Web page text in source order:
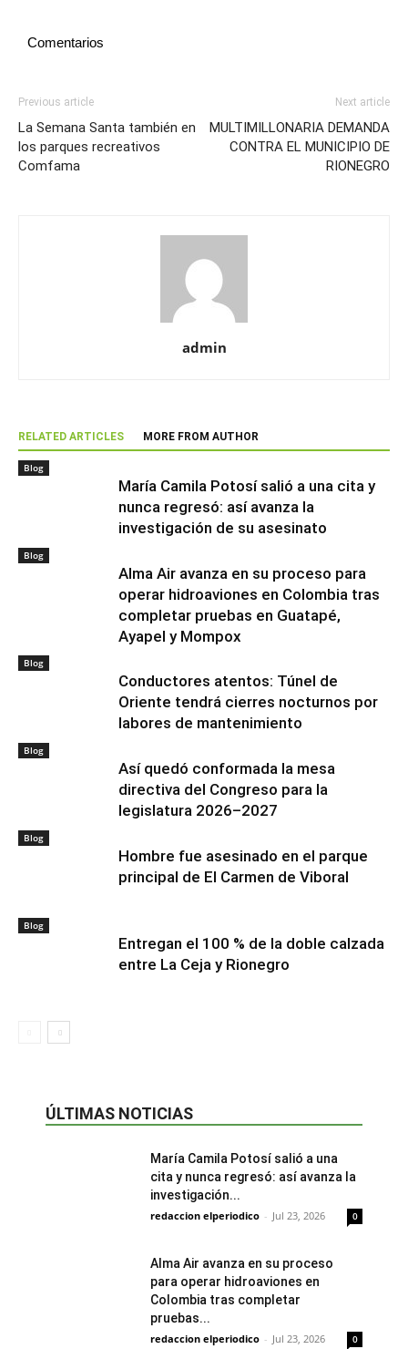
Comentarios
Previous article
La Semana Santa también en
los parques recreativos
Comfama
Next article
MULTIMILLONARIA DEMANDA
CONTRA EL MUNICIPIO DE
RIONEGRO
admin
RELATED ARTICLES MORE FROM AUTHOR
Blog
María Camila Potosí salió a una cita y
nunca regresó: así avanza la
investigación de su asesinato
Blog
Alma Air avanza en su proceso para
operar hidroaviones en Colombia tras
completar pruebas en Guatapé,
Ayapel y Mompox
Blog
Conductores atentos: Túnel de
Oriente tendrá cierres nocturnos por
labores de mantenimiento
Blog
Así quedó conformada la mesa
directiva del Congreso para la
legislatura 2026–2027
Blog
Hombre fue asesinado en el parque
principal de El Carmen de Viboral
Blog
Entregan el 100 % de la doble calzada
entre La Ceja y Rionegro
ÚLTIMAS NOTICIAS
María Camila Potosí salió a una
cita y nunca regresó: así avanza la
investigación...
redaccion elperiodico - Jul 23, 2026 0
Alma Air avanza en su proceso
para operar hidroaviones en
Colombia tras completar
pruebas...
redaccion elperiodico - Jul 23, 2026 0